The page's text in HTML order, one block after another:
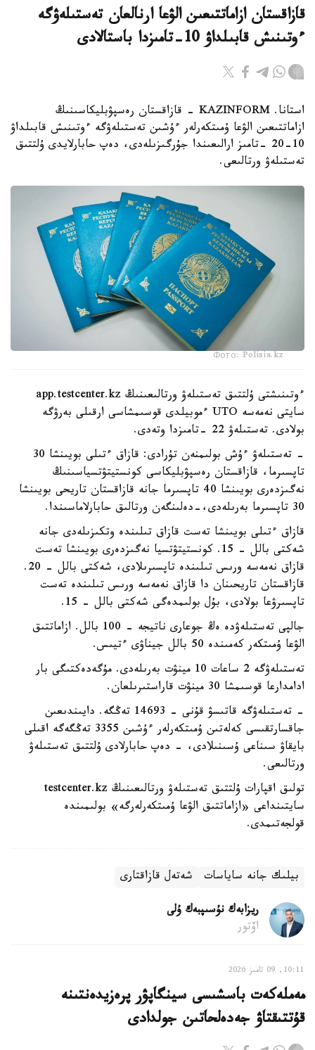
قازاقستان ازاماتتىعىن الۋعا ارنالعان تەستىلەۋگە
ءوتىنىش قابىلداۋ 10-تامىزدا باستالادى
استانا. KAZINFORM - قازاقستان رەسپۋبليكاسىنىڭ
ازاماتتىعىن الۋعا ۇمىتكەرلەر ءۇشىن تەستىلەۋگە ءوتىنىش قابىلداۋ
10-20 -تامىز ارالىعىندا جۇرگىزىلەدى، دەپ حابارلايدى ۇلتتىق
تەستىلەۋ ورتالىعى.
Фото: Polisia.kz
ءوتىنىشتى ۇلتتىق تەستىلەۋ ورتالىعىنىڭ app.testcenter.kz
سايتى نەمەسە UTO ءموبيلدى قوسىمشاسى ارقىلى بەرۋگە
بولادى. تەستىلەۋ 22 -تامىزدا وتەدى.
- تەستىلەۋ ءۇش بولىمنەن تۇرادى: قازاق ءتىلى بويىنشا 30
تاپسىرما، قازاقستان رەسپۋبليكاسى كونستيتۋتسياسىنىڭ
نەگىزدەرى بويىنشا 40 تاپسىرما جانە قازاقستان تاريحى بويىنشا
30 تاپسىرما بەرىلەدى،-دەلىنگەن ورتالىق حابارلاماسىندا.
قازاق ءتىلى بويىنشا تەست قازاق تىلىندە وتكىزىلەدى جانە
شەكتى بالل - 15. كونستيتۋتسيا نەگىزدەرى بويىنشا تەست
قازاق نەمەسە ورىس تىلىندە تاپسىرىلادى، شەكتى بالل - 20.
قازاقستان تاريحىنان دا قازاق نەمەسە ورىس تىلىندە تەست
تاپسىرۋعا بولادى، بۇل بولىمدەگى شەكتى بالل - 15.
جالپى تەستىلەۋدە ەڭ جوعارى ناتيجە - 100 بالل. ازاماتتىق
الۋعا ۇمىتكەر كەمىندە 50 بالل جيناۋى ءتيىس.
تەستىلەۋگە 2 ساعات 10 مينۋت بەرىلەدى. مۇگەدەكتىگى بار
ادامدارعا قوسىمشا 30 مينۋت قاراستىرىلعان.
- تەستىلەۋگە قاتىسۋ قۇنى - 14693 تەڭگە. دايىندىعىن
جاقسارتقىسى كەلەتىن ۇمىتكەرلەر ءۇشىن 3355 تەڭگەگە اقىلى
بايقاۋ سىناعى ۇسىنىلادى، - دەپ حابارلادى ۇلتتىق تەستىلەۋ
ورتالىعى.
تولىق اقپارات ۇلتتىق تەستىلەۋ ورتالىعىنىڭ testcenter.kz
سايتىنداعى «ازاماتتىق الۋعا ۇمىتكەرلەرگە» بولىمىندە
قولجەتىمدى.
بيلىك جانە ساياسات شەتەل قازاقتارى
ريزابەك نۇسىپبەك ۇلى
اۆتور
10:11, 09 تامىز 2026
مەملەكەت باسشىسى سينگاپۋر پرەزيدەنتىنە
قۇتتىقتاۋ جەدەلحاتىن جولدادى